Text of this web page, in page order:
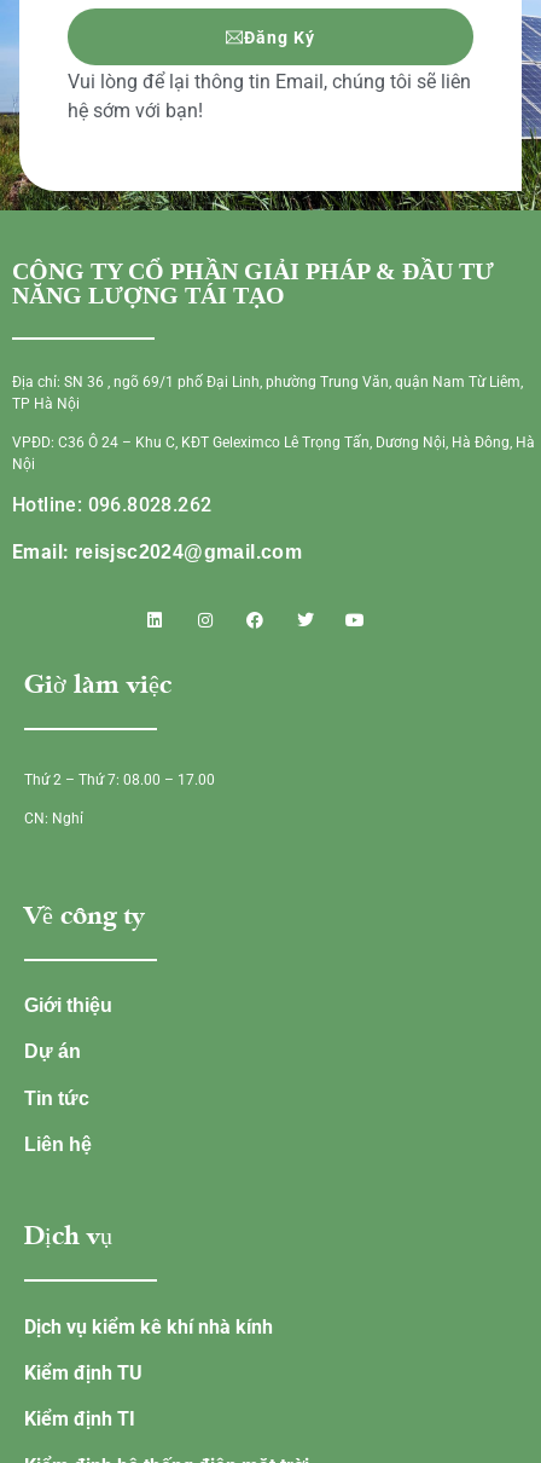
Đăng Ký
Vui lòng để lại thông tin Email, chúng tôi sẽ liên
hệ sớm với bạn!
CÔNG TY CỔ PHẦN GIẢI PHÁP & ĐẦU TƯ
NĂNG LƯỢNG TÁI TẠO
Địa chỉ: SN 36 , ngõ 69/1 phố Đại Linh, phường Trung Văn, quận Nam Từ Liêm,
TP Hà Nội
VPĐD: C36 Ô 24 – Khu C, KĐT Geleximco Lê Trọng Tấn, Dương Nội, Hà Đông, Hà
Nội
Hotline: 096.8028.262
Email: reisjsc2024@gmail.com
Giờ làm việc
Thứ 2 – Thứ 7: 08.00 – 17.00
CN: Nghỉ
Về công ty
Giới thiệu
Dự án
Tin tức
Liên hệ
Dịch vụ
Dịch vụ kiểm kê khí nhà kính
Kiểm định TU
Kiểm định TI